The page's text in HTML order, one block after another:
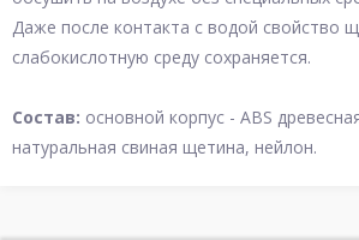
Даже после контакта с водой свойство
слабокислотную среду сохраняется.
Состав: основной корпус - ABS
натуральная свиная щетина, нейлон.